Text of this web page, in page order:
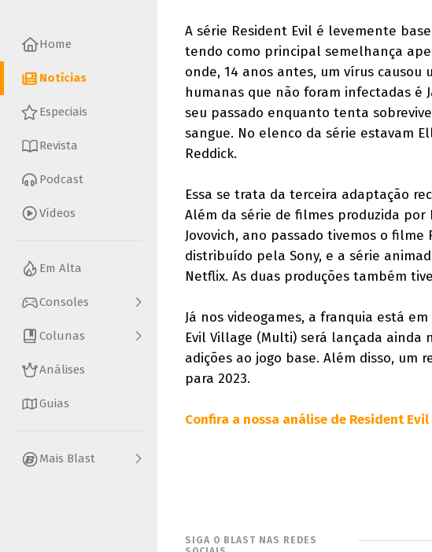
Home
Notícias
Especiais
Revista
Podcast
Vídeos
Em Alta
Consoles
Colunas
Análises
Guias
Mais Blast
A série Resident Evil é levemente
tendo como principal semelhança
onde, 14 anos antes, um vírus
humanas que não foram infectadas é
seu passado enquanto tenta
sangue. No elenco da série estavam
Reddick.
Essa se trata da terceira adaptação
Além da série de filmes produzida por
Jovovich, ano passado tivemos o filme
distribuído pela Sony, e a série
Netflix. As duas produções também
Já nos videogames, a franquia está
Evil Village (Multi) será lançada ainda
adições ao jogo base. Além disso, um
para 2023.
Confira a nossa análise de Resident
SIGA O BLAST NAS REDES